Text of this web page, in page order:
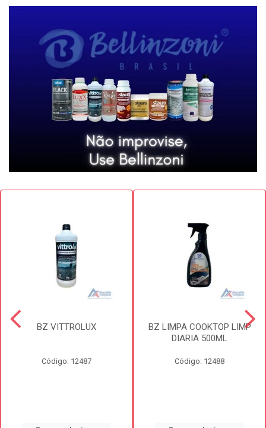
BZ VITTROLUX
Código: 12487
BZ LIMPA COOKTOP LIMP
DIARIA 500ML
Código: 12488